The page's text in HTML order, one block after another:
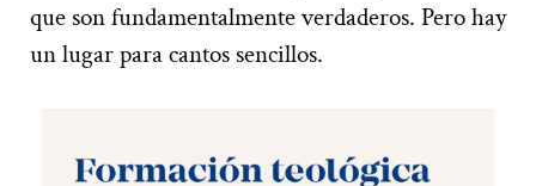
que son fundamentalmente verdaderos. Pero hay
un lugar para cantos sencillos.